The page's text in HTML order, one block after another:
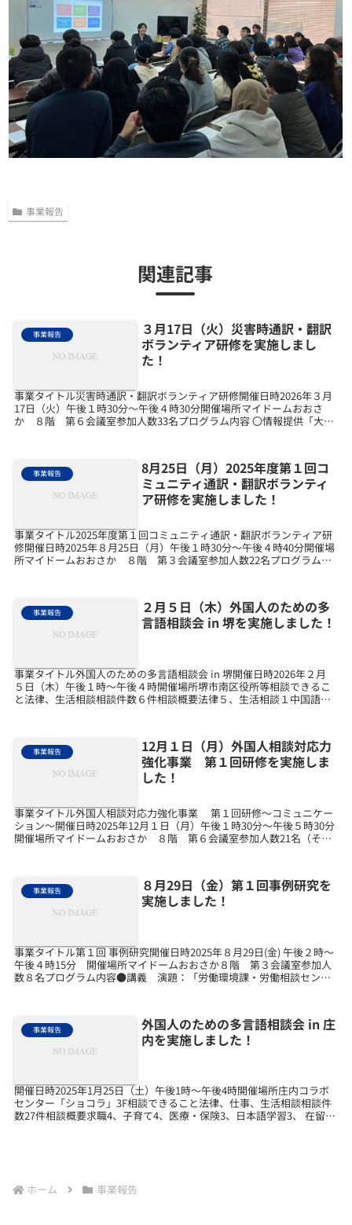
事業報告
関連記事
事業報告
３月17日（火）災害時通訳・翻訳
ボランティア研修を実施しまし
た！
事業タイトル災害時通訳・翻訳ボランティア研修開催日時2026年３月
17日（火）午後１時30分～午後４時30分開催場所マイドームおおさ
か ８階 第６会議室参加人数33名プログラム内容 〇情報提供「大阪
事業報告
8月25日（月）2025年度第１回コ
ミュニティ通訳・翻訳ボランティ
ア研修を実施しました！
事業タイトル2025年度第１回コミュニティ通訳・翻訳ボランティア研
修開催日時2025年８月25日（月）午後１時30分～午後４時40分開催場
所マイドームおおさか ８階 第３会議室参加人数22名プログラム内
事業報告
２月５日（木）外国人のための多
言語相談会 in 堺を実施しました！
事業タイトル外国人のための多言語相談会 in 堺開催日時2026年２月
５日（木）午後１時～午後４時開催場所堺市南区役所等相談できるこ
と法律、生活相談相談件数６件相談概要法律５、生活相談１中国語
事業報告
12月１日（月）外国人相談対応力
強化事業 第１回研修を実施しま
した！
事業タイトル外国人相談対応力強化事業 第１回研修～コミュニケー
ション～開催日時2025年12月１日（月）午後１時30分～午後５時30分
開催場所マイドームおおさか ８階 第６会議室参加人数21名（その
事業報告
８月29日（金）第１回事例研究を
実施しました！
事業タイトル第１回 事例研究開催日時2025年８月29日(金) 午後２時～
午後４時15分 開催場所マイドームおおさか８階 第３会議室参加人
数８名プログラム内容●講義 演題：「労働環境課・労働相談センタ
事業報告
外国人のための多言語相談会 in 庄
内を実施しました！
開催日時2025年1月25日（土）午後1時～午後4時開催場所庄内コラボ
センター「ショコラ」3F相談できること法律、仕事、生活相談相談件
数27件相談概要求職4、子育て4、医療・保険3、日本語学習3、 在留資
ホーム 事業報告